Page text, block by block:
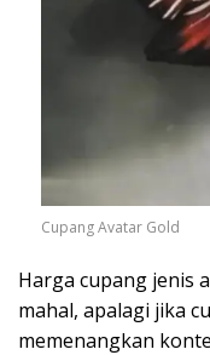
Cupang Avatar Gold
Harga cupang jenis
mahal, apalagi jika
memenangkan